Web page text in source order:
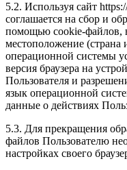
5.2. Используя сайт
соглашается на сбор и
помощью cookie-файлов,
местоположение
операционной системы
версия браузера на
Пользователя и
язык операционной
данные о действиях
5.3. Для прекращения
файлов Пользователю
настройках своего